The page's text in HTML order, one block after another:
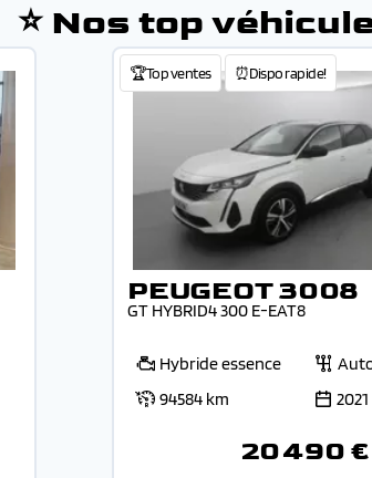
⭐ Nos top
🏆Top ventes ⏰Dispo rapide!
PEUGEOT 3008
GT HYBRID4 300 E-EAT8
Hybride essence
94584 km
2021
20 490 €